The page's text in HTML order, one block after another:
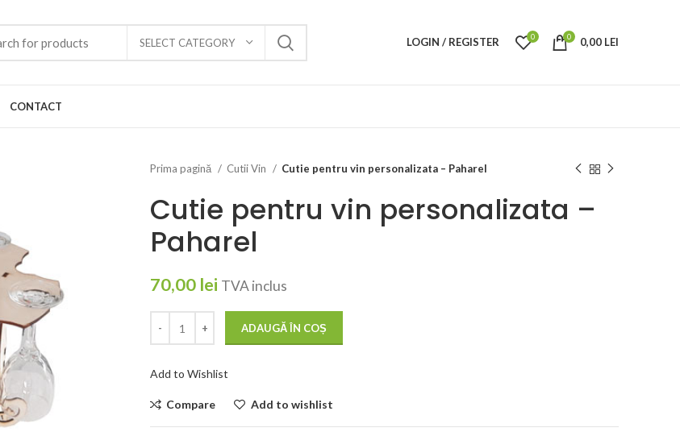
SELECT CATEGORY LOGIN / REGISTER 0 0 0,00 LEI
CONTACT
Prima pagină Cutii Vin Cutie pentru vin personalizata – Paharel
Cutie pentru vin personalizata –
Paharel
70,00 lei TVA inclus
ADAUGĂ ÎN COȘ
Add to Wishlist
Compare Add to wishlist